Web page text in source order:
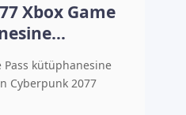
Xbox Game
Pass kütüphanesine
Cyberpunk 2077